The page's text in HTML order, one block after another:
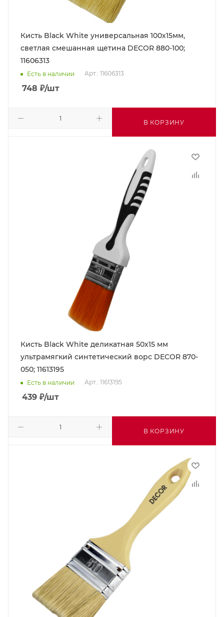
Кисть Black White универсальная 100х15мм,
светлая смешанная щетина DECOR 880-100;
11606313
Есть в наличии Арт.: 11606313
748 ₽/шт
В КОРЗИНУ
Кисть Black White деликатная 50х15 мм
ультрамягкий синтетический ворс DECOR 870-
050; 11613195
Есть в наличии Арт.: 11613195
439 ₽/шт
В КОРЗИНУ